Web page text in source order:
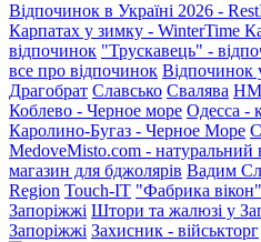
Відпочинок в Україні 2026 -
Карпатах у зимку - WinterTime
відпочинок "Трускавець" -
все про відпочинок
Драгобрат Славсько Свалява
Коблево - Черное море Одесса -
Каролино-Бугаз - Черное Море
MedoveMisto.com - натуральний
магазин для бджолярів Вадим
Region Touch-IT "Фабрика вікон"
Запоріжжі Штори та жалюзі у
Запоріжжі Захисник - військторг